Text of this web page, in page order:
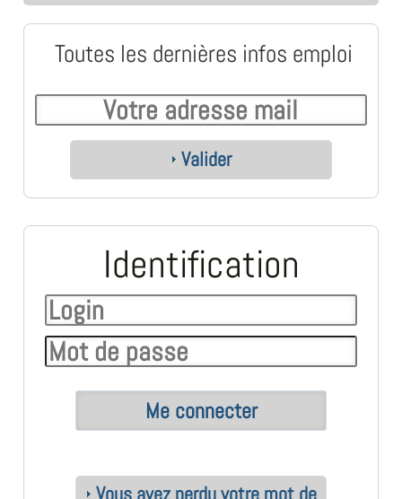
Toutes les dernières infos emploi
Valider
Identification
Vous avez perdu votre mot de